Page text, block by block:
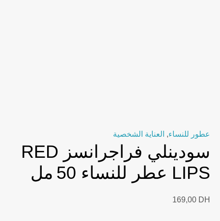
عطور للنساء, العناية الشخصية
سودينلي فراجرانسز RED
LIPS عطر للنساء 50 مل
169,00 DH